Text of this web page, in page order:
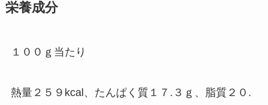
栄養成分
１００ｇ当たり
熱量２５９kcal、たんぱく質１７.３ｇ、脂質２０.